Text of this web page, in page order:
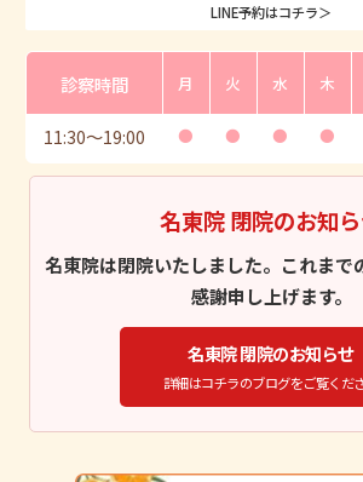
LINE予約はコチラ＞
診察時間 月 火 水 木
11:30〜19:00 ● ● ● ●
名東院 閉院のお知
名東院は閉院いたしました。これまで
感謝申し上げます。
名東院 閉院のお知らせ
詳細はコチラのブログをご覧くだ